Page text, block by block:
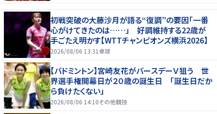
初戦突破の大藤沙月が語る“復調”の要因「一番
心がけてきたのは……」 好調維持する22歳が
手ごたえ明かす【WTTチャンピオンズ横浜2026】
2026/08/06 13:31卓球
【バドミントン】宮崎友花がバースデーＶ狙う 世
界選手権開幕日が２０歳の誕生日 「誕生日だか
ら負けたくない」
2026/08/06 14:10その他競技